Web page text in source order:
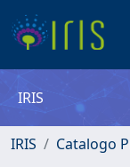
IRIS
IRIS Catalogo